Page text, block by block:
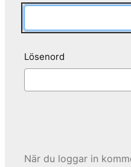
Lösenord
När du loggar in